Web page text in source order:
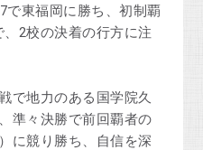
東福岡に勝ち、初制覇
2校の決着の行方に注
で地力のある国学院久
準々決勝で前回覇者の
に競り勝ち、自信を深